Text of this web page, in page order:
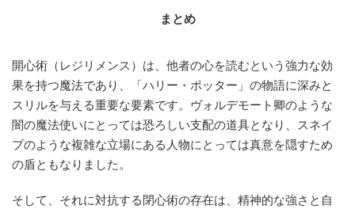
まとめ
開心術（レジリメンス）は、他者の心を読むという強力な効
果を持つ魔法であり、「ハリー・ポッター」の物語に深みと
スリルを与える重要な要素です。ヴォルデモート卿のような
闇の魔法使いにとっては恐ろしい支配の道具となり、スネイ
プのような複雑な立場にある人物にとっては真意を隠すため
の盾ともなりました。
そして、それに対抗する閉心術の存在は、精神的な強さと自